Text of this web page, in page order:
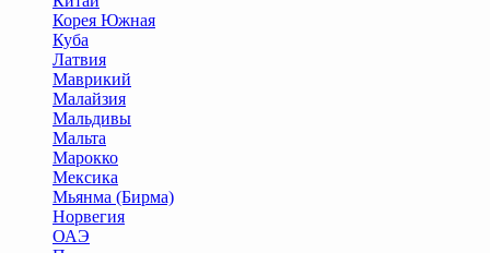
Корея Южная
Куба
Латвия
Маврикий
Малайзия
Мальдивы
Мальта
Марокко
Мексика
Мьянма (Бирма)
Норвегия
ОАЭ